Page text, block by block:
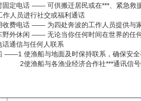
固定电话 —— 可供搬迁居民或在***、紧急救
作人员进行社交或福利通话
收费电话 —— 为四处奔波的工作人员提供与
野外休闲 —— 无论当你任何时间在世界的任
话通信与任何人联系
——1 使渔船与地面及时保持联系，确保安全
2使渔船与各渔业经济合作社***通讯信号